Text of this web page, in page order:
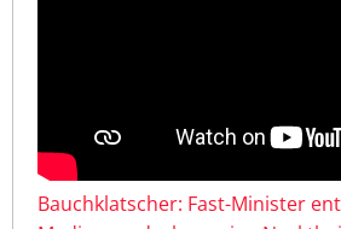
Bauchklatscher: Fast-Minister